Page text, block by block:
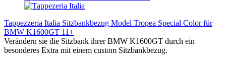
Tappezzeria Italia Sitzbankbezug Model Tropea Special Color für
BMW K1600GT 11+
Verändern sie die Sitzbank ihrer BMW K1600GT durch ein
besonderes Extra mit einem custom Sitzbankbezug.